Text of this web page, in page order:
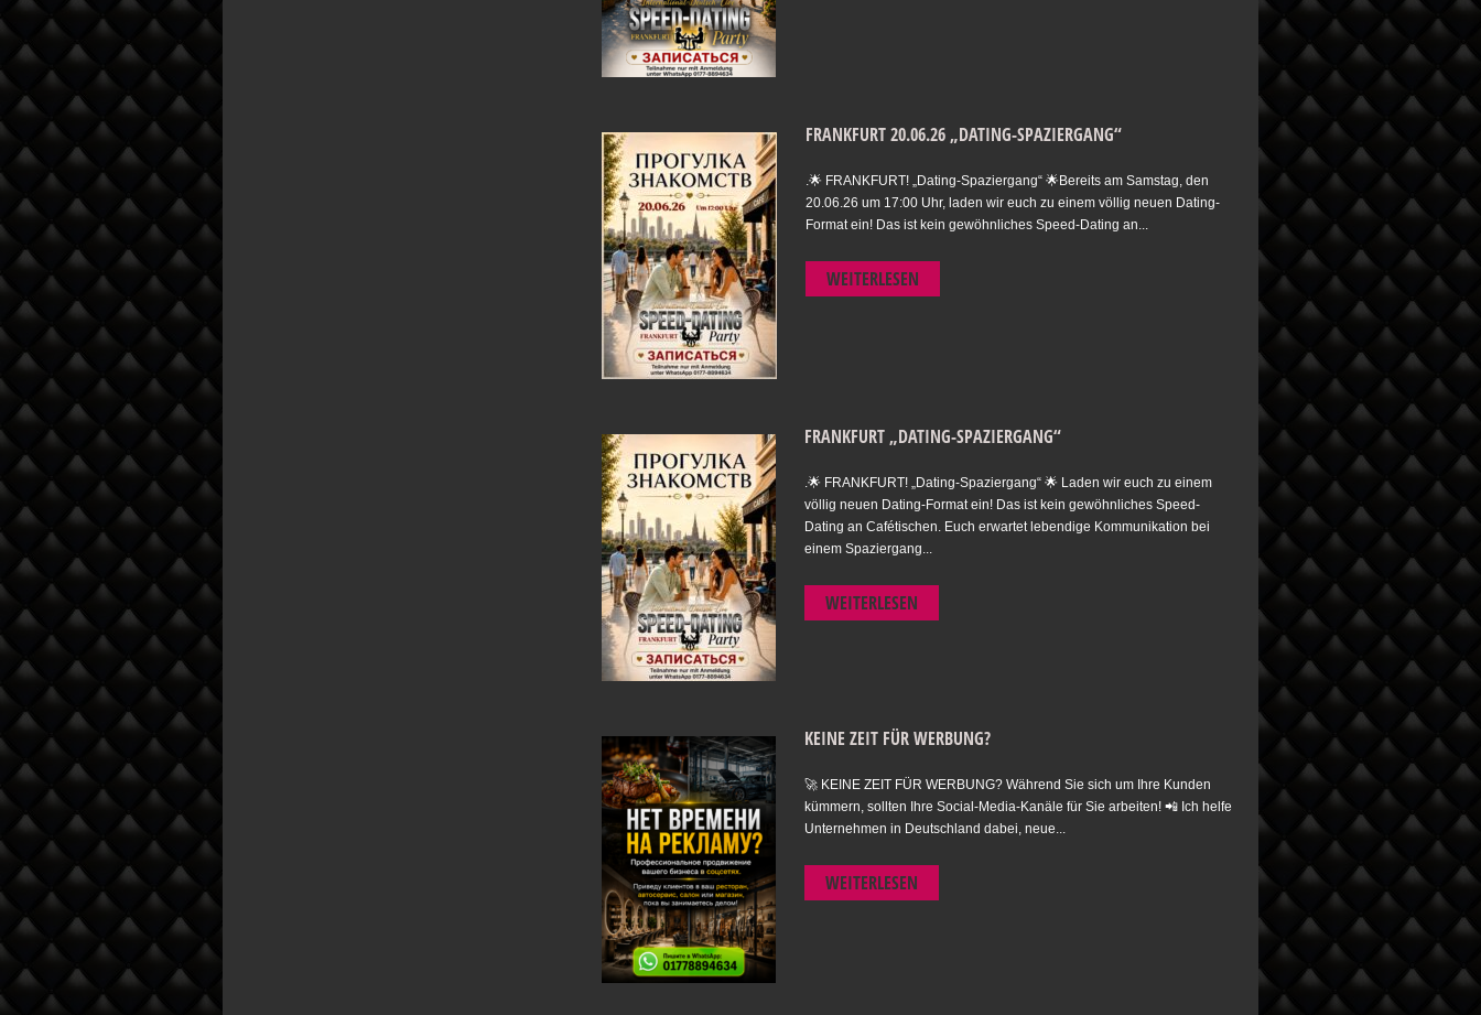
FRANKFURT 20.06.26 „DATING-SPAZIERGANG“
.🌟 FRANKFURT! „Dating-Spaziergang“ 🌟Bereits am Samstag, den
20.06.26 um 17:00 Uhr, laden wir euch zu einem völlig neuen Dating-
Format ein! Das ist kein gewöhnliches Speed-Dating an...
WEITERLESEN
FRANKFURT „DATING-SPAZIERGANG“
.🌟 FRANKFURT! „Dating-Spaziergang“ 🌟 Laden wir euch zu einem
völlig neuen Dating-Format ein! Das ist kein gewöhnliches Speed-
Dating an Cafétischen. Euch erwartet lebendige Kommunikation bei
einem Spaziergang...
WEITERLESEN
KEINE ZEIT FÜR WERBUNG?
🚀 KEINE ZEIT FÜR WERBUNG? Während Sie sich um Ihre Kunden
kümmern, sollten Ihre Social-Media-Kanäle für Sie arbeiten! 📲 Ich helfe
Unternehmen in Deutschland dabei, neue...
WEITERLESEN